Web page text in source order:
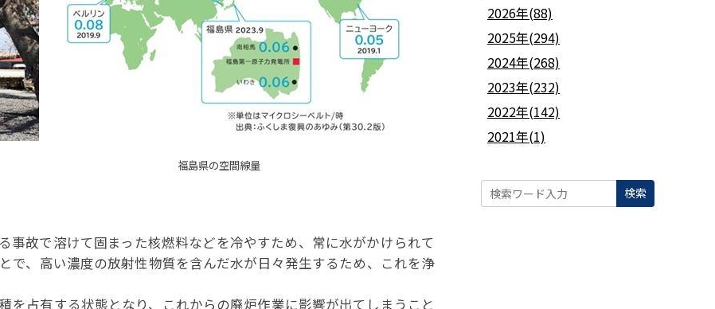
所構内の作業員 福島県の空間線量
故で溶けて固まった核燃料などを冷やすため、常に水がかけられて
で、高い濃度の放射性物質を含んだ水が日々発生するため、これを浄
占有する状態となり、これからの廃炉作業に影響が出てしまうこと
2026年(88)
2025年(294)
2024年(268)
2023年(232)
2022年(142)
2021年(1)
検索